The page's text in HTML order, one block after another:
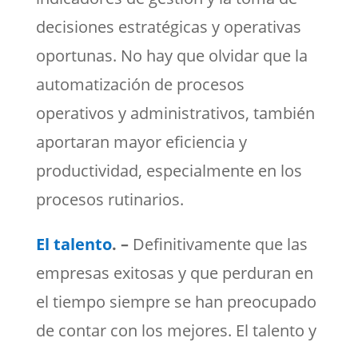
decisiones estratégicas y operativas
oportunas. No hay que olvidar que la
automatización de procesos
operativos y administrativos, también
aportaran mayor eficiencia y
productividad, especialmente en los
procesos rutinarios.
El talento. –Definitivamente que las
empresas exitosas y que perduran en
el tiempo siempre se han preocupado
de contar con los mejores. El talento y